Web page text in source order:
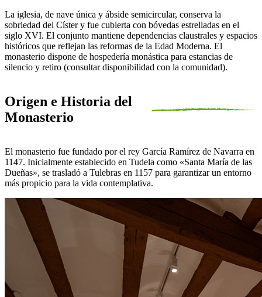
La iglesia, de nave única y ábside semicircular, conserva la
sobriedad del Císter y fue cubierta con bóvedas estrelladas en el
siglo XVI. El conjunto mantiene dependencias claustrales y espacios
históricos que reflejan las reformas de la Edad Moderna. El
monasterio dispone de hospedería monástica para estancias de
silencio y retiro (consultar disponibilidad con la comunidad).
Origen e Historia del
Monasterio
El monasterio fue fundado por el rey García Ramírez de Navarra en
1147. Inicialmente establecido en Tudela como «Santa María de las
Dueñas», se trasladó a Tulebras en 1157 para garantizar un entorno
más propicio para la vida contemplativa.